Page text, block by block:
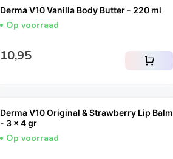
Derma V10 Vanilla Body Butter - 220 ml
Op voorraad
Normale prijs
10,95 shopping_cart
Derma V10 Original & Strawberry Lip Balm
- 3 x 4 gr
Op voorraad